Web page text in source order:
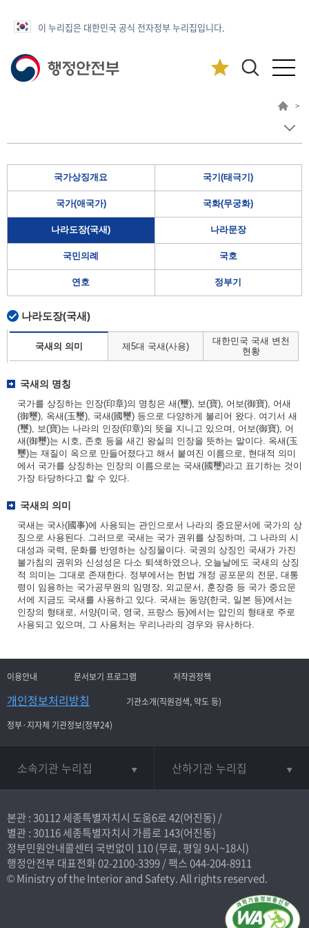
이 누리집은 대한민국 공식 전자정부 누리집입니다.
>
국가상징개요 국기(태극기)
국가(애국가) 국화(무궁화)
나라도장(국새) 나라문장
국민의례 국호
연호 정부기
나라도장(국새)
국새의 의미 제5대 국새(사용)
대한민국 국새 변천
현황
국새의 명칭
국가를 상징하는 인장(印章)의 명칭은 새(璽), 보(寶), 어보(御寶), 어새
(御璽), 옥새(玉璽), 국새(國璽) 등으로 다양하게 불리어 왔다. 여기서 새
(璽), 보(寶)는 나라의 인장(印章)의 뜻을 지니고 있으며, 어보(御寶), 어
새(御璽)는 시호, 존호 등을 새긴 왕실의 인장을 뜻하는 말이다. 옥새(玉
璽)는 재질이 옥으로 만들어졌다고 해서 붙여진 이름으로, 현대적 의미
에서 국가를 상징하는 인장의 이름으로는 국새(國璽)라고 표기하는 것이
가장 타당하다고 할 수 있다.
국새의 의미
국새는 국사(國事)에 사용되는 관인으로서 나라의 중요문서에 국가의 상
징으로 사용된다. 그러므로 국새는 국가 권위를 상징하며, 그 나라의 시
대성과 국력, 문화를 반영하는 상징물이다. 국권의 상징인 국새가 가진
불가침의 권위와 신성성은 다소 퇴색하였으나, 오늘날에도 국새의 상징
적 의미는 그대로 존재한다. 정부에서는 헌법 개정 공포문의 전문, 대통
령이 임용하는 국가공무원의 임명장, 외교문서, 훈장증 등 국가 중요문
서에 지금도 국새를 사용하고 있다. 국새는 동양(한국, 일본 등)에서는
인장의 형태로, 서양(미국, 영국, 프랑스 등)에서는 압인의 형태로 주로
사용되고 있으며, 그 사용처는 우리나라의 경우와 유사하다.
이용안내 문서보기 프로그램 저작권정책
개인정보처리방침
기관소개(직원검색, 약도 등)
정부·지자체 기관정보(정부24)
소속기관 누리집 산하기관 누리집
본관 : 30112 세종특별자치시 도움6로 42(어진동) /
별관 : 30116 세종특별자치시 가름로 143(어진동)
정부민원안내콜센터 국번없이 110(무료, 평일 9시~18시)
행정안전부 대표전화02-2100-3399/ 팩스 044-204-8911
© Ministry of the Interior and Safety. All rights reserved.